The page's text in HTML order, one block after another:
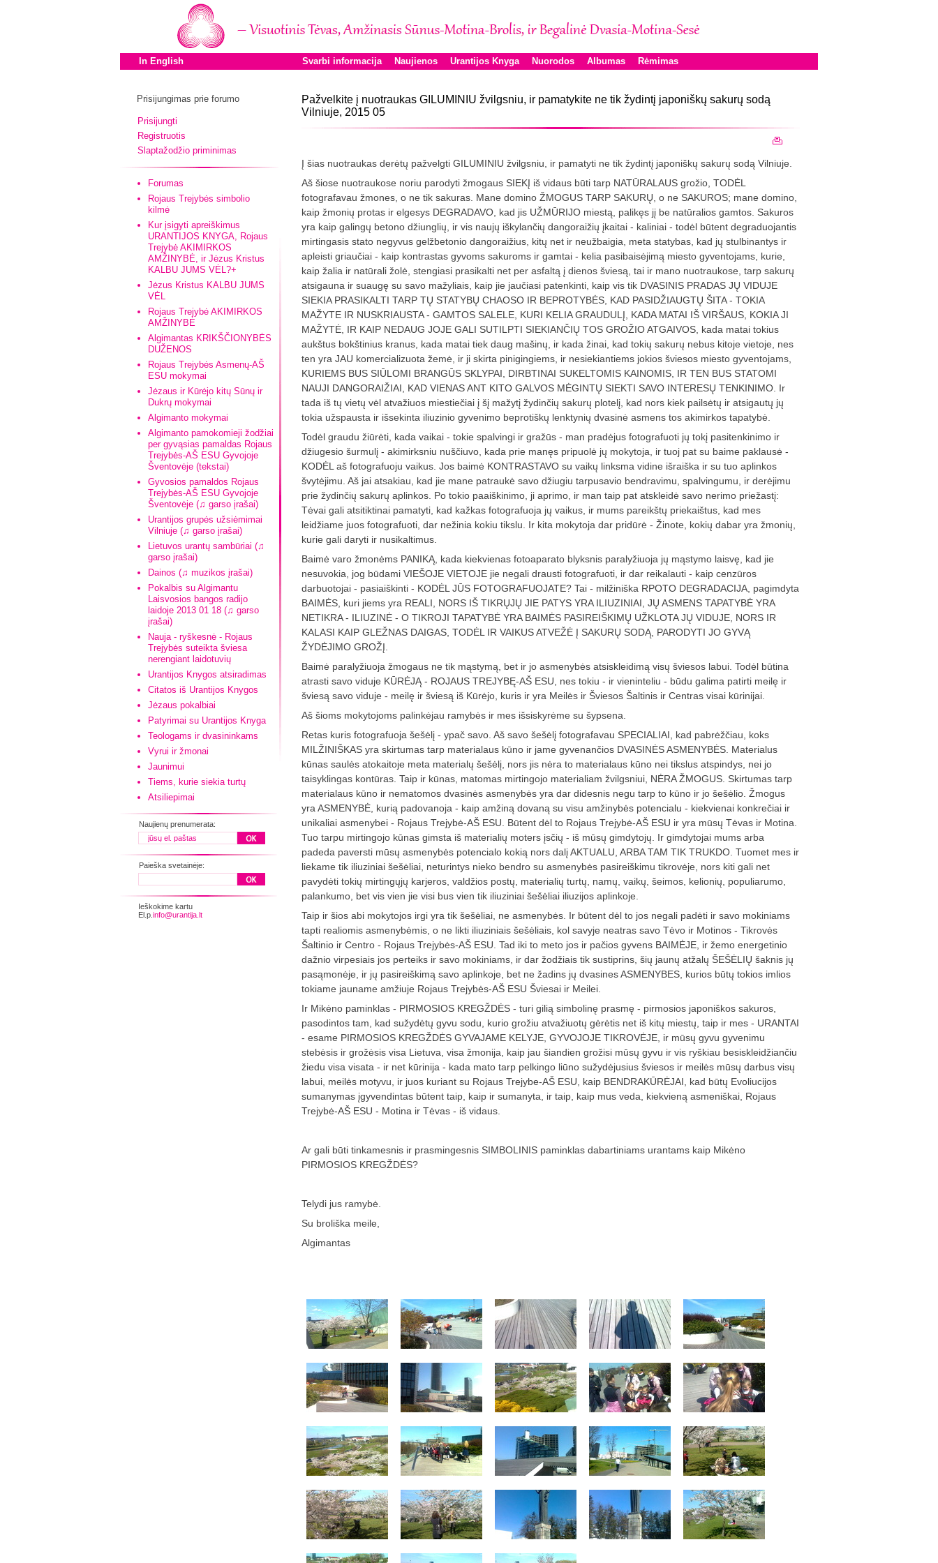
In English Svarbi informacija Naujienos Urantijos Knyga Nuorodos Albumas Rėmimas
Prisijungimas prie forumo
Prisijungti
Registruotis
Slaptažodžio priminimas
Forumas
Rojaus Trejybės simbolio
kilmė
Kur įsigyti apreiškimus
URANTIJOS KNYGA, Rojaus
Trejybė AKIMIRKOS
AMŽINYBĖ, ir Jėzus Kristus
KALBU JUMS VĖL?+
Jėzus Kristus KALBU JUMS
VĖL
Rojaus Trejybė AKIMIRKOS
AMŽINYBĖ
Algimantas KRIKŠČIONYBĖS
DUŽENOS
Rojaus Trejybės Asmenų-AŠ
ESU mokymai
Jėzaus ir Kūrėjo kitų Sūnų ir
Dukrų mokymai
Algimanto mokymai
Algimanto pamokomieji žodžiai
per gyvąsias pamaldas Rojaus
Trejybės-AŠ ESU Gyvojoje
Šventovėje (tekstai)
Gyvosios pamaldos Rojaus
Trejybės-AŠ ESU Gyvojoje
Šventovėje (♫ garso įrašai)
Urantijos grupės užsiėmimai
Vilniuje (♫ garso įrašai)
Lietuvos urantų sambūriai (♫
garso įrašai)
Dainos (♫ muzikos įrašai)
Pokalbis su Algimantu
Laisvosios bangos radijo
laidoje 2013 01 18 (♫ garso
įrašai)
Nauja - ryškesnė - Rojaus
Trejybės suteikta šviesa
nerengiant laidotuvių
Urantijos Knygos atsiradimas
Citatos iš Urantijos Knygos
Jėzaus pokalbiai
Patyrimai su Urantijos Knyga
Teologams ir dvasininkams
Vyrui ir žmonai
Jaunimui
Tiems, kurie siekia turtų
Atsiliepimai
Naujienų prenumerata:
Paieška svetainėje:
Ieškokime kartu
El.p. info@urantija.lt
Pažvelkite į nuotraukas GILUMINIU žvilgsniu, ir pamatykite ne tik žydintį japoniškų sakurų sodą
Vilniuje, 2015 05
Į šias nuotraukas derėtų pažvelgti GILUMINIU žvilgsniu, ir pamatyti ne tik žydintį japoniškų sakurų sodą Vilniuje.
Aš šiose nuotraukose noriu parodyti žmogaus SIEKĮ iš vidaus būti tarp NATŪRALAUS grožio, TODĖL
fotografavau žmones, o ne tik sakuras. Mane domino ŽMOGUS TARP SAKURŲ, o ne SAKUROS; mane domino,
kaip žmonių protas ir elgesys DEGRADAVO, kad jis UŽMŪRIJO miestą, palikęs jį be natūralios gamtos. Sakuros
yra kaip galingų betono džiunglių, ir vis naujų iškylančių dangoraižių įkaitai - kaliniai - todėl būtent degraduojantis
mirtingasis stato negyvus gelžbetonio dangoraižius, kitų net ir neužbaigia, meta statybas, kad jų stulbinantys ir
apleisti griaučiai - kaip kontrastas gyvoms sakuroms ir gamtai - kelia pasibaisėjimą miesto gyventojams, kurie,
kaip žalia ir natūrali žolė, stengiasi prasikalti net per asfaltą į dienos šviesą, tai ir mano nuotraukose, tarp sakurų
atsigauna ir suaugę su savo mažyliais, kaip jie jaučiasi patenkinti, kaip vis tik DVASINIS PRADAS JŲ VIDUJE
SIEKIA PRASIKALTI TARP TŲ STATYBŲ CHAOSO IR BEPROTYBĖS, KAD PASIDŽIAUGTŲ ŠITA - TOKIA
MAŽYTE IR NUSKRIAUSTA - GAMTOS SALELE, KURI KELIA GRAUDULĮ, KADA MATAI IŠ VIRŠAUS, KOKIA JI
MAŽYTĖ, IR KAIP NEDAUG JOJE GALI SUTILPTI SIEKIANČIŲ TOS GROŽIO ATGAIVOS, kada matai tokius
aukštus bokštinius kranus, kada matai tiek daug mašinų, ir kada žinai, kad tokių sakurų nebus kitoje vietoje, nes
ten yra JAU komercializuota žemė, ir ji skirta pinigingiems, ir nesiekiantiems jokios šviesos miesto gyventojams,
KURIEMS BUS SIŪLOMI BRANGŪS SKLYPAI, DIRBTINAI SUKELTOMIS KAINOMIS, IR TEN BUS STATOMI
NAUJI DANGORAIŽIAI, KAD VIENAS ANT KITO GALVOS MĖGINTŲ SIEKTI SAVO INTERESŲ TENKINIMO. Ir
tada iš tų vietų vėl atvažiuos miestiečiai į šį mažytį žydinčių sakurų plotelį, kad nors kiek pailsėtų ir atsigautų jų
tokia užspausta ir išsekinta iliuzinio gyvenimo beprotiškų lenktynių dvasinė asmens tos akimirkos tapatybė.
Todėl graudu žiūrėti, kada vaikai - tokie spalvingi ir gražūs - man pradėjus fotografuoti jų tokį pasitenkinimo ir
džiugesio šurmulį - akimirksniu nuščiuvo, kada prie manęs pripuolė jų mokytoja, ir tuoj pat su baime paklausė -
KODĖL aš fotografuoju vaikus. Jos baimė KONTRASTAVO su vaikų linksma vidine išraiška ir su tuo aplinkos
švytėjimu. Aš jai atsakiau, kad jie mane patraukė savo džiugiu tarpusavio bendravimu, spalvingumu, ir derėjimu
prie žydinčių sakurų aplinkos. Po tokio paaiškinimo, ji aprimo, ir man taip pat atskleidė savo nerimo priežastį:
Tėvai gali atsitiktinai pamatyti, kad kažkas fotografuoja jų vaikus, ir mums pareikštų priekaištus, kad mes
leidžiame juos fotografuoti, dar nežinia kokiu tikslu. Ir kita mokytoja dar pridūrė - Žinote, kokių dabar yra žmonių,
kurie gali daryti ir nusikaltimus.
Baimė varo žmonėms PANIKĄ, kada kiekvienas fotoaparato blyksnis paralyžiuoja jų mąstymo laisvę, kad jie
nesuvokia, jog būdami VIEŠOJE VIETOJE jie negali drausti fotografuoti, ir dar reikalauti - kaip cenzūros
darbuotojai - pasiaiškinti - KODĖL JŪS FOTOGRAFUOJATE? Tai - milžiniška RPOTO DEGRADACIJA, pagimdyta
BAIMĖS, kuri jiems yra REALI, NORS IŠ TIKRŲJŲ JIE PATYS YRA ILIUZINIAI, JŲ ASMENS TAPATYBĖ YRA
NETIKRA - ILIUZINĖ - O TIKROJI TAPATYBĖ YRA BAIMĖS PASIREIŠKIMŲ UŽKLOTA JŲ VIDUJE, NORS IR
KALASI KAIP GLEŽNAS DAIGAS, TODĖL IR VAIKUS ATVEŽĖ Į SAKURŲ SODĄ, PARODYTI JO GYVĄ
ŽYDĖJIMO GROŽĮ.
Baimė paralyžiuoja žmogaus ne tik mąstymą, bet ir jo asmenybės atsiskleidimą visų šviesos labui. Todėl būtina
atrasti savo viduje KŪRĖJĄ - ROJAUS TREJYBĘ-AŠ ESU, nes tokiu - ir vieninteliu - būdu galima patirti meilę ir
šviesą savo viduje - meilę ir šviesą iš Kūrėjo, kuris ir yra Meilės ir Šviesos Šaltinis ir Centras visai kūrinijai.
Aš šioms mokytojoms palinkėjau ramybės ir mes išsiskyrėme su šypsena.
Retas kuris fotografuoja šešėlį - ypač savo. Aš savo šešėlį fotografavau SPECIALIAI, kad pabrėžčiau, koks
MILŽINIŠKAS yra skirtumas tarp materialaus kūno ir jame gyvenančios DVASINĖS ASMENYBĖS. Materialus
kūnas saulės atokaitoje meta materialų šešėlį, nors jis nėra to materialaus kūno nei tikslus atspindys, nei jo
taisyklingas kontūras. Taip ir kūnas, matomas mirtingojo materialiam žvilgsniui, NĖRA ŽMOGUS. Skirtumas tarp
materialaus kūno ir nematomos dvasinės asmenybės yra dar didesnis negu tarp to kūno ir jo šešėlio. Žmogus
yra ASMENYBĖ, kurią padovanoja - kaip amžiną dovaną su visu amžinybės potencialu - kiekvienai konkrečiai ir
unikaliai asmenybei - Rojaus Trejybė-AŠ ESU. Būtent dėl to Rojaus Trejybė-AŠ ESU ir yra mūsų Tėvas ir Motina.
Tuo tarpu mirtingojo kūnas gimsta iš materialių moters įsčių - iš mūsų gimdytojų. Ir gimdytojai mums arba
padeda paversti mūsų asmenybės potencialo kokią nors dalį AKTUALU, ARBA TAM TIK TRUKDO. Tuomet mes ir
liekame tik iliuziniai šešėliai, neturintys nieko bendro su asmenybės pasireiškimu tikrovėje, nors kiti gali net
pavydėti tokių mirtingųjų karjeros, valdžios postų, materialių turtų, namų, vaikų, šeimos, kelionių, populiarumo,
palankumo, bet vis vien jie visi bus vien tik iliuziniai šešėliai iliuzijos aplinkoje.
Taip ir šios abi mokytojos irgi yra tik šešėliai, ne asmenybės. Ir būtent dėl to jos negali padėti ir savo mokiniams
tapti realiomis asmenybėmis, o ne likti iliuziniais šešėliais, kol savyje neatras savo Tėvo ir Motinos - Tikrovės
Šaltinio ir Centro - Rojaus Trejybės-AŠ ESU. Tad iki to meto jos ir pačios gyvens BAIMĖJE, ir žemo energetinio
dažnio virpesiais jos perteiks ir savo mokiniams, ir dar žodžiais tik sustiprins, šių jaunų atžalų ŠEŠĖLIŲ šaknis jų
pasąmonėje, ir jų pasireiškimą savo aplinkoje, bet ne žadins jų dvasines ASMENYBES, kurios būtų tokios imlios
tokiame jauname amžiuje Rojaus Trejybės-AŠ ESU Šviesai ir Meilei.
Ir Mikėno paminklas - PIRMOSIOS KREGŽDĖS - turi gilią simbolinę prasmę - pirmosios japoniškos sakuros,
pasodintos tam, kad sužydėtų gyvu sodu, kurio grožiu atvažiuotų gėrėtis net iš kitų miestų, taip ir mes - URANTAI
- esame PIRMOSIOS KREGŽDĖS GYVAJAME KELYJE, GYVOJOJE TIKROVĖJE, ir mūsų gyvu gyvenimu
stebėsis ir grožėsis visa Lietuva, visa žmonija, kaip jau šiandien grožisi mūsų gyvu ir vis ryškiau besiskleidžiančiu
žiedu visa visata - ir net kūrinija - kada mato tarp pelkingo liūno sužydėjusius šviesos ir meilės mūsų darbus visų
labui, meilės motyvu, ir juos kuriant su Rojaus Trejybe-AŠ ESU, kaip BENDRAKŪRĖJAI, kad būtų Evoliucijos
sumanymas įgyvendintas būtent taip, kaip ir sumanyta, ir taip, kaip mus veda, kiekvieną asmeniškai, Rojaus
Trejybė-AŠ ESU - Motina ir Tėvas - iš vidaus.
Ar gali būti tinkamesnis ir prasmingesnis SIMBOLINIS paminklas dabartiniams urantams kaip Mikėno
PIRMOSIOS KREGŽDĖS?
Telydi jus ramybė.
Su broliška meile,
Algimantas